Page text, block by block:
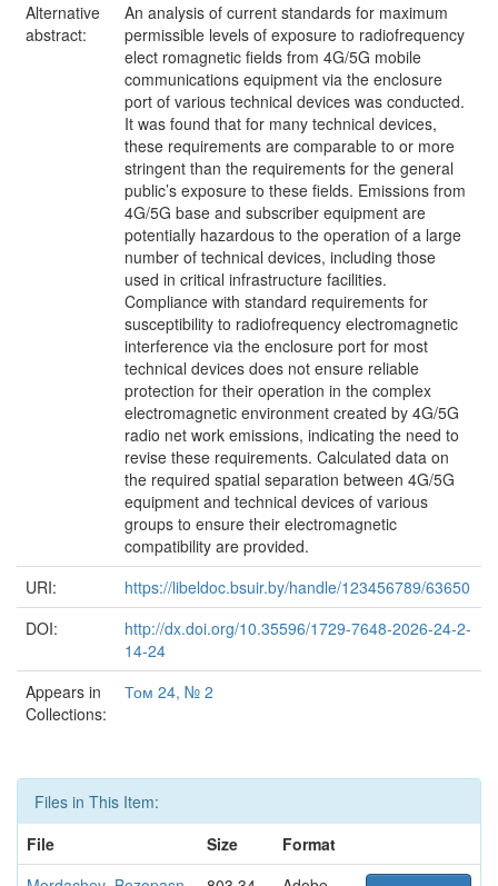
Alternative
abstract:
An analysis of current standards for maximum
permissible levels of exposure to radiofrequency
elect romagnetic fields from 4G/5G mobile
communications equipment via the enclosure
port of various technical devices was conducted.
It was found that for many technical devices,
these requirements are comparable to or more
stringent than the requirements for the general
public’s exposure to these fields. Emissions from
4G/5G base and subscriber equipment are
potentially hazardous to the operation of a large
number of technical devices, including those
used in critical infrastructure facilities.
Compliance with standard requirements for
susceptibility to radiofrequency electromagnetic
interference via the enclosure port for most
technical devices does not ensure reliable
protection for their operation in the complex
electromagnetic environment created by 4G/5G
radio net work emissions, indicating the need to
revise these requirements. Calculated data on
the required spatial separation between 4G/5G
equipment and technical devices of various
groups to ensure their electromagnetic
compatibility are provided.
URI:
https://libeldoc.bsuir.by/handle/123456789/63650
DOI:
http://dx.doi.org/10.35596/1729-7648-2026-24-2-
14-24
Appears in
Collections:
Том 24, № 2
Files in This Item:
File
Size
Format